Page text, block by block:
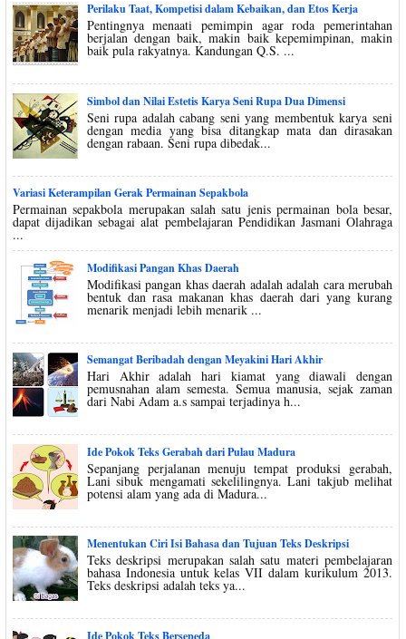
Perilaku Taat, Kompetisi dalam Kebaikan, dan Etos Kerja
Pentingnya menaati pemimpin agar roda pemerintahan
berjalan dengan baik, makin baik kepemimpinan, makin
baik pula rakyatnya. Kandungan Q.S. ...
Simbol dan Nilai Estetis Karya Seni Rupa Dua Dimensi
Seni rupa adalah cabang seni yang membentuk karya seni
dengan media yang bisa ditangkap mata dan dirasakan
dengan rabaan. Seni rupa dibedak...
Variasi Keterampilan Gerak Permainan Sepakbola
Permainan sepakbola merupakan salah satu jenis permainan bola besar,
dapat dijadikan sebagai alat pembelajaran Pendidikan Jasmani Olahraga
...
Modifikasi Pangan Khas Daerah
Modifikasi pangan khas daerah adalah adalah cara merubah
bentuk dan rasa makanan khas daerah dari yang kurang
menarik menjadi lebih menarik ...
Semangat Beribadah dengan Meyakini Hari Akhir
Hari Akhir adalah hari kiamat yang diawali dengan
pemusnahan alam semesta. Semua manusia, sejak zaman
dari Nabi Adam a.s sampai terjadinya h...
Ide Pokok Teks Gerabah dari Pulau Madura
Sepanjang perjalanan menuju tempat produksi gerabah,
Lani sibuk mengamati sekelilingnya. Lani takjub melihat
potensi alam yang ada di Madura...
Menentukan Ciri Isi Bahasa dan Tujuan Teks Deskripsi
Teks deskripsi merupakan salah satu materi pembelajaran
bahasa Indonesia untuk kelas VII dalam kurikulum 2013.
Teks deskripsi adalah teks ya...
Ide Pokok Teks Bersepeda